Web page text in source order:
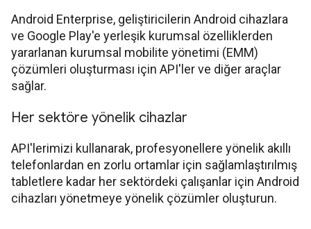
Android Enterprise, geliştiricilerin Android cihazlara
ve Google Play'e yerleşik kurumsal özelliklerden
yararlanan kurumsal mobilite yönetimi (EMM)
çözümleri oluşturması için API'ler ve diğer araçlar
sağlar.
Her sektöre yönelik cihazlar
API'lerimizi kullanarak, profesyonellere yönelik akıllı
telefonlardan en zorlu ortamlar için sağlamlaştırılmış
tabletlere kadar her sektördeki çalışanlar için Android
cihazları yönetmeye yönelik çözümler oluşturun.